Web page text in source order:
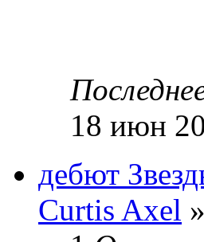
18 июн
дебют
Curtis Axel